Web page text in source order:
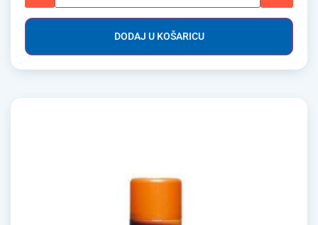
DODAJ U KOŠARICU